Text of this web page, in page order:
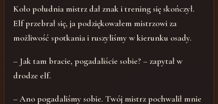
Koło południa mistrz dał znak i trening się skończył.
Elf przebrał się, ja podziękowałem mistrzowi za
możliwość spotkania i ruszyliśmy w kierunku osady.
– Jak tam bracie, pogadaliście sobie? – zapytał w
drodze elf.
– Ano pogadaliśmy sobie. Twój mistrz pochwalił mnie